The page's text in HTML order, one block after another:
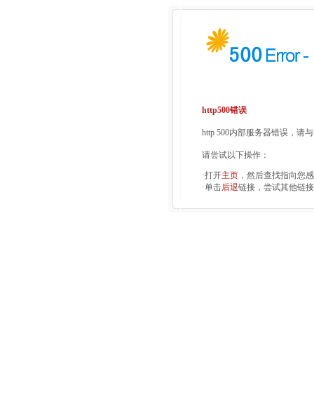
http500错误
http 500内部服务器错误，请
请尝试以下操作：
·打开主页 ，然后查找指向您
·单击后退链接，尝试其他链